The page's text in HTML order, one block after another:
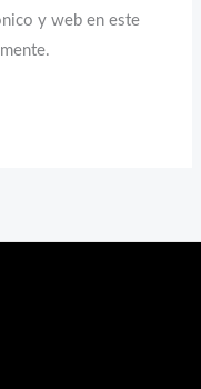
y web en este